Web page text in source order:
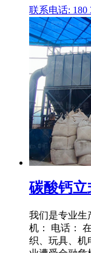
联系电话: 180
碳酸钙立
我们是专业生
机： 电话：
织、玩具、机